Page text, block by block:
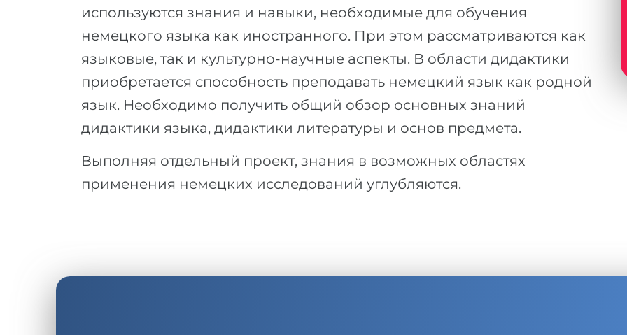
используются знания и навыки, необходимые для обучения
немецкого языка как иностранного. При этом рассматриваются как
языковые, так и культурно-научные аспекты. В области дидактики
приобретается способность преподавать немецкий язык как родной
язык. Необходимо получить общий обзор основных знаний
дидактики языка, дидактики литературы и основ предмета.
Выполняя отдельный проект, знания в возможных областях
применения немецких исследований углубляются.